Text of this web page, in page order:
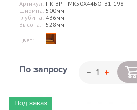
Артикул: ПК-ВР-ТМК50Х44БО-В1-198
Ширина: 500мм
Глубина: 436мм
Высота:
528мм
цвет:
По запросу
Под заказ